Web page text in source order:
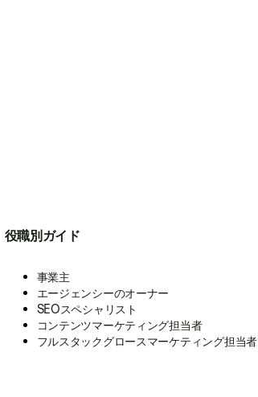
役職別ガイド
事業主
エージェンシーのオーナー
SEOスペシャリスト
コンテンツマーケティング担当者
フルスタックグロースマーケティング担当者